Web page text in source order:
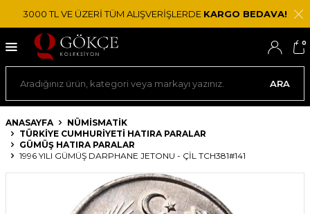
3000 TL VE ÜZERİ TÜM ALIŞVERİŞLERDE KARGO BEDAVA!
ARA
0
ANASAYFA
NÜMİSMATİK
TÜRKIYE CUMHURIYETI HATIRA PARALAR
GÜMÜŞ HATIRA PARALAR
1996 YILI GÜMÜŞ DARPHANE JETONU - ÇİL TCH381#141